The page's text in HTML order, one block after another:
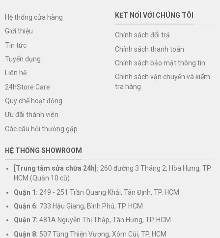
Hệ thống cửa hàng
Giới thiệu
Tin tức
Tuyển dụng
Liên hệ
24hStore Care
Quy chế hoạt động
Ưu đãi thành viên
Các câu hỏi thường gặp
KẾT NỐI VỚI CHÚNG TÔI
Chính sách đổi trả
Chính sách thanh toán
Chính sách bảo mật thông tin
Chính sách vận chuyển và kiểm
tra hàng
HỆ THỐNG SHOWROOM
[Trung tâm sửa chữa 24h]: 260 đường 3 Tháng 2, Hòa Hưng, TP.
HCM (Quận 10 cũ)
Quận 1: 249 - 251 Trần Quang Khải, Tân Định, TP. HCM
Quận 6: 733 Hậu Giang, Bình Phú, TP. HCM
Quận 7: 481A Nguyễn Thị Thập, Tân Hưng, TP. HCM
Quận 8: 507 Tùng Thiện Vương, Xóm Cũi, TP. HCM